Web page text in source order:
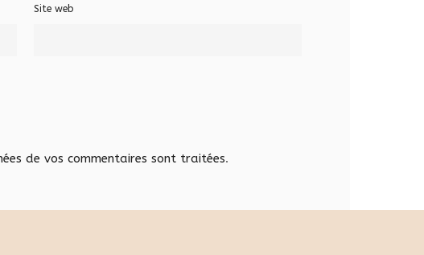
Site web
de vos commentaires sont traitées.